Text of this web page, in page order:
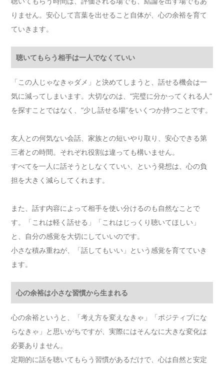
りません。安心して言葉を出せること自体が、心の余裕を育て
ていきます。
聴いてもらう相手は一人でなくていい
「この人じゃなきゃダメ」と決めてしまうと、話せる機会は一
気に減ってしまいます。大切なのは、“完璧に分かってくれる人”
を探すことではなく、“少し話せる場”をいくつか持つことです。
友人との何気ない会話、家族との短いやり取り、安心できる第
三者との時間。それぞれ役割は違っても構いません。
すべてを一人に話そうとしなくていい、という発想は、心の負
担を大きく減らしてくれます。
また、話す内容によって相手を使い分けるのも自然なことで
す。「これは軽く話せる」「これはじっくり聴いてほしい」
と、自分の感覚を大切にしていいのです。
小さな積み重ねが、「話してもいい」という感覚を育てていき
ます。
心の余裕は小さな習慣から生まれる
心の余裕というと、「考え方を変えなきゃ」「ポジティブにな
らなきゃ」と思いがちですが、実際にはそんなに大きな変化は
必要ありません。
定期的に話を聴いてもらう習慣があるだけで、心は自然と安定